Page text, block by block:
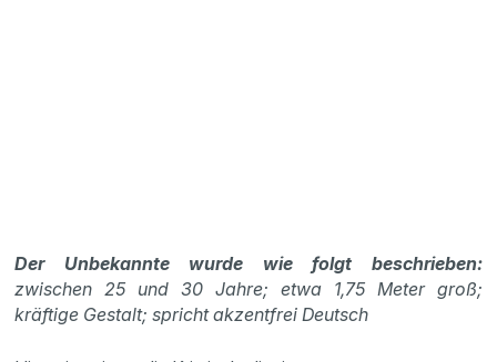
Der Unbekannte wurde wie folgt beschrieben:
zwischen 25 und 30 Jahre; etwa 1,75 Meter groß;
kräftige Gestalt; spricht akzentfrei Deutsch